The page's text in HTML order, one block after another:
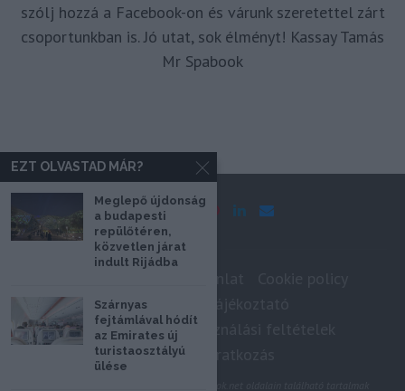
szólj hozzá a Facebook-on és várunk szeretettel zárt
csoportunkban is. Jó utat, sok élményt! Kassay Tamás
Mr Spabook
Adatkezelési tájékoztató
Szerzői jogok, felhasználási feltételek
Hírlevél feliratkozás
EZT OLVASTAD MÁR?
Meglepő újdonság
a budapesti
repülőtéren,
közvetlen járat
indult Rijádba
Szárnyas
fejtámlával hódít
az Emirates új
turistaosztályú
ülése